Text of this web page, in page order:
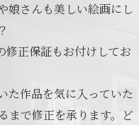
娘さんも美しい絵画にし
修正保証もお付けしてお
た作品を気に入っていた
まで修正を承ります。ど